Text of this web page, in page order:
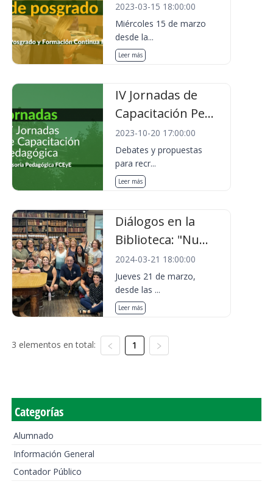
2023-03-15 18:00:00
Miércoles 15 de marzo
desde la...
Leer más
IV Jornadas de
Capacitación Pe...
2023-10-20 17:00:00
Debates y propuestas
para recr...
Leer más
Diálogos en la
Biblioteca: "Nu...
2024-03-21 18:00:00
Jueves 21 de marzo,
desde las ...
Leer más
3 elementos en total: 1
Categorías
Alumnado
Información General
Contador Público